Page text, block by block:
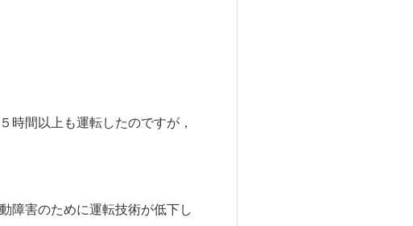
間以上も運転したのですが，
障害のために運転技術が低下し